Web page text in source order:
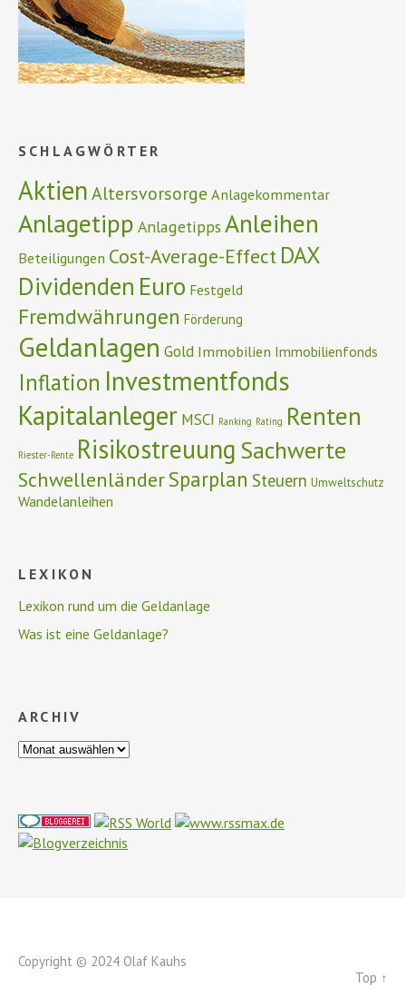
SCHLAGWÖRTER
Aktien Altersvorsorge Anlagekommentar
Anlagetipp Anlagetipps Anleihen
Beteiligungen Cost-Average-Effect DAX
Dividenden Euro Festgeld
Fremdwährungen Förderung
Geldanlagen Gold Immobilien Immobilienfonds
Inflation Investmentfonds
Kapitalanleger MSCI Ranking Rating Renten
Riester-Rente Risikostreuung Sachwerte
SchwellenländerSparplan Steuern Umweltschutz
Wandelanleihen
LEXIKON
Lexikon rund um die Geldanlage
Was ist eine Geldanlage?
ARCHIV
Copyright © 2024 Olaf Kauhs
Top ↑